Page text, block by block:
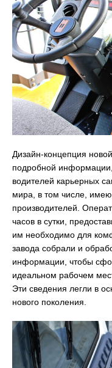
Дизайн-концепция
подробной
водителей карьерных
мира, в том числе,
производителей.
часов в сутки,
им необходимо для
завода собрали и
информации, чтобы
идеальном рабочем
Эти сведения легли в
нового поколения.